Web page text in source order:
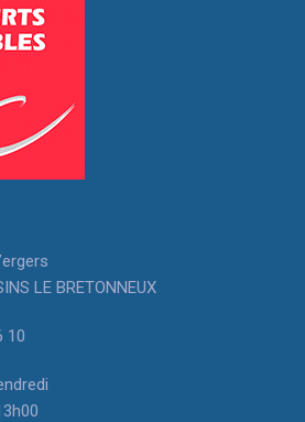
LE BRETONNEUX
10